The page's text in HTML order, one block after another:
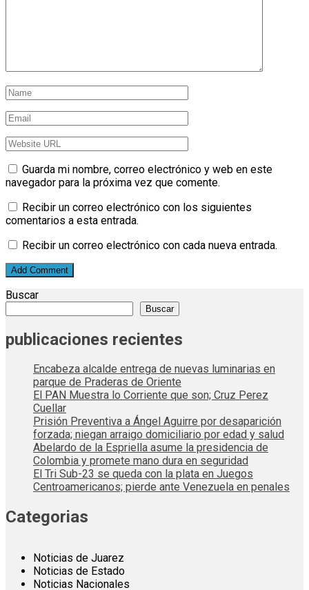
Guarda mi nombre, correo electrónico y web en este
navegador para la próxima vez que comente.
Recibir un correo electrónico con los siguientes
comentarios a esta entrada.
Recibir un correo electrónico con cada nueva entrada.
Buscar
Buscar
publicaciones recientes
Encabeza alcalde entrega de nuevas luminarias en
parque de Praderas de Oriente
El PAN Muestra lo Corriente que son; Cruz Perez
Cuellar
Prisión Preventiva a Ángel Aguirre por desaparición
forzada; niegan arraigo domiciliario por edad y salud
Abelardo de la Espriella asume la presidencia de
Colombia y promete mano dura en seguridad
El Tri Sub-23 se queda con la plata en Juegos
Centroamericanos; pierde ante Venezuela en penales
Categorias
Noticias de Juarez
Noticias de Estado
Noticias Nacionales